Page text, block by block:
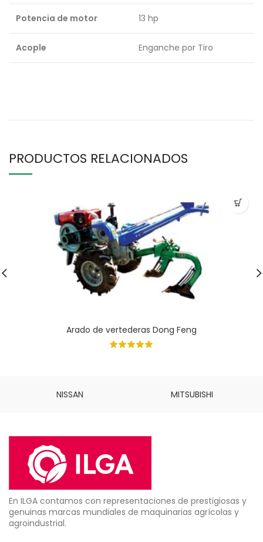
Potencia de motor 13 hp
Acople Enganche por Tiro
PRODUCTOS RELACIONADOS
Arado de vertederas Dong Feng
NISSAN MITSUBISHI
En ILGA contamos con representaciones de prestigiosas y
genuinas marcas mundiales de maquinarias agrícolas y
agroindustrial.